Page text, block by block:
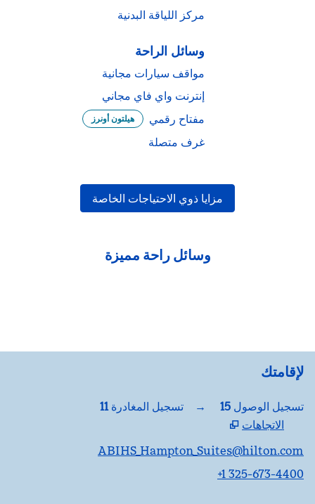
مركز اللياقة البدنية
وسائل الراحة
مواقف سيارات مجانية
إنترنت واي فاي مجاني
مفتاح رقمي
هيلتون أونرز
غرف متصلة
مزايا ذوي الاحتياجات الخاصة
وسائل راحة مميزة
مركز اللياقة البدنية
لإقامتك
تسجيل الوصول 15
→ تسجيل المغادرة 11
الاتجاهات
،يفتح علامة تبويب جديدة
ABIHS_Hampton_Suites@hilton.com
+1 325-673-4400